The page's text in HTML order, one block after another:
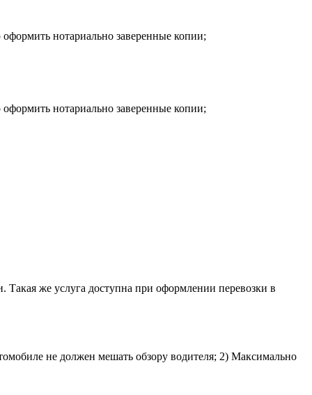
нотариально заверенные копии;
нотариально заверенные копии;
же услуга доступна при оформлении перевозки в
не должен мешать обзору водителя; 2) Максимально